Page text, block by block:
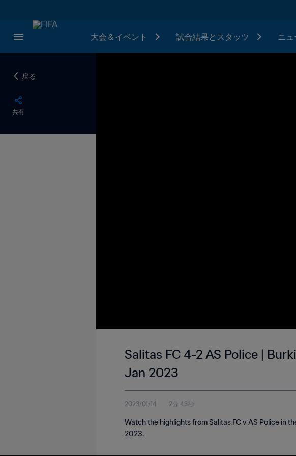
大会＆イベント 試合結果とスタッツ ニュ
戻る
共有
Salitas FC 4-2 AS Police |
Jan 2023
2023/01/14 2分 43秒
Watch the highlights from Salitas FC v AS Police in
2023.